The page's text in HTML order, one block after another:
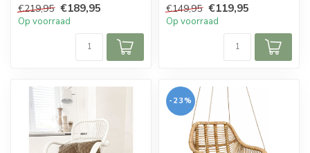
€219,95 €189,95
Op voorraad
natu...
€149,95 €119,95
Op voorraad
-23%